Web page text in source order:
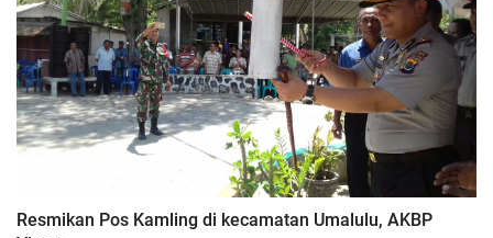
Resmikan Pos Kamling di kecamatan Umalulu, AKBP